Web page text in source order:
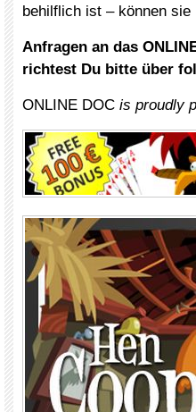
behilflich ist – können
Anfragen an das
richtest Du bitte über
ONLINE DOC is proudly